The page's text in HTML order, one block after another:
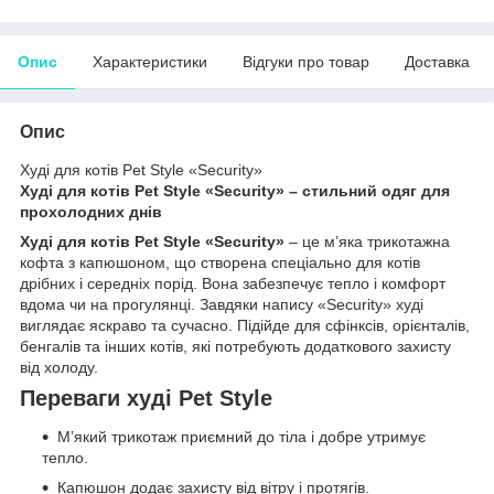
Опис Характеристики Відгуки про товар Доставка
Опис
Худі для котів Pet Style «Security»
Худі для котів Pet Style «Security» – стильний одяг для
прохолодних днів
Худі для котів Pet Style «Security» – це м’яка трикотажна
кофта з капюшоном, що створена спеціально для котів
дрібних і середніх порід. Вона забезпечує тепло і комфорт
вдома чи на прогулянці. Завдяки напису «Security» худі
виглядає яскраво та сучасно. Підійде для сфінксів, орієнталів,
бенгалів та інших котів, які потребують додаткового захисту
від холоду.
Переваги худі Pet Style
М’який трикотаж приємний до тіла і добре утримує
тепло.
Капюшон додає захисту від вітру і протягів.